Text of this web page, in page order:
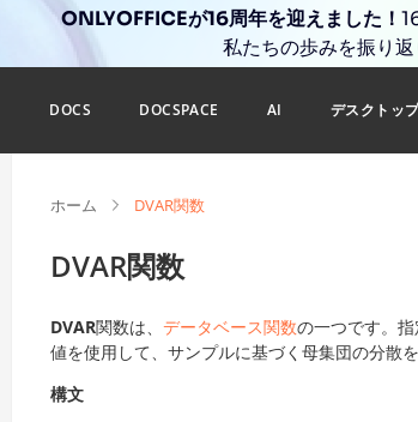
ONLYOFFICEが16周年を迎えました！
私たちの歩みを振り返
DOCS DOCSPACE AI デスクトッ
ホーム DVAR関数
DVAR関数
DVAR関数は、 データベース関数の一つです。
値を使用して、サンプルに基づく母集団の分散
構文